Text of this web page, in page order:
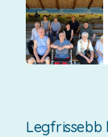
Legfrissebb